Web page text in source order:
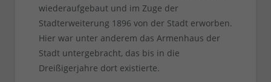
wiederaufgebaut und im Zuge der
Stadterweiterung 1896 von der Stadt erworben.
Hier war unter anderem das Armenhaus der
Stadt untergebracht, das bis in die
Dreißigerjahre dort existierte.